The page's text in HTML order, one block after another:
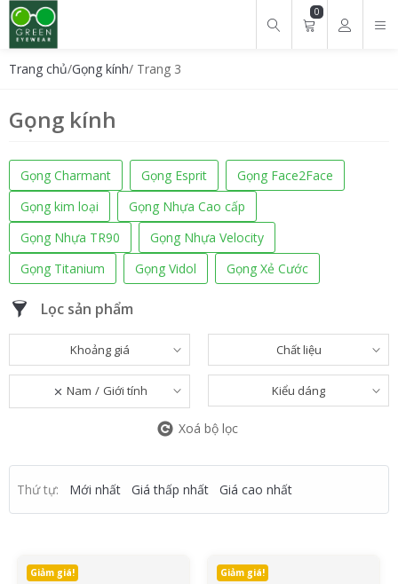
0
Trang chủ/Gọng kính/ Trang 3
Gọng kính
Gọng Charmant Gọng Esprit
Gọng Face2Face
Gọng kim loại
Gọng Nhựa Cao cấp
Gọng Nhựa TR90
Gọng Nhựa Velocity
Gọng Titanium
Gọng Vidol Gọng Xẻ Cước
Lọc sản phẩm
Khoảng giá Chất liệu
Nam Giới tính Kiểu dáng
Xoá bộ lọc
Thứ tự: Mới nhất Giá thấp nhất Giá cao nhất
Giảm giá! Giảm giá!